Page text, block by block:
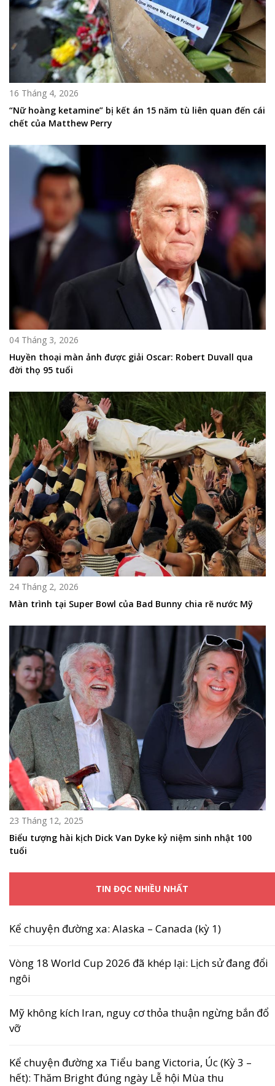
16 Tháng 4, 2026
“Nữ hoàng ketamine” bị kết án 15 năm tù liên quan đến cái
chết của Matthew Perry
04 Tháng 3, 2026
Huyền thoại màn ảnh được giải Oscar: Robert Duvall qua
đời thọ 95 tuổi
24 Tháng 2, 2026
Màn trình tại Super Bowl của Bad Bunny chia rẽ nước Mỹ
23 Tháng 12, 2025
Biểu tượng hài kịch Dick Van Dyke kỷ niệm sinh nhật 100
tuổi
TIN ĐỌC NHIỀU NHẤT
Kể chuyện đường xa: Alaska – Canada (kỳ 1)
Vòng 18 World Cup 2026 đã khép lại: Lịch sử đang đổi
ngôi
Mỹ không kích Iran, nguy cơ thỏa thuận ngừng bắn đổ
vỡ
Kể chuyện đường xa Tiểu bang Victoria, Úc (Kỳ 3 –
hết): Thăm Bright đúng ngày Lễ hội Mùa thu